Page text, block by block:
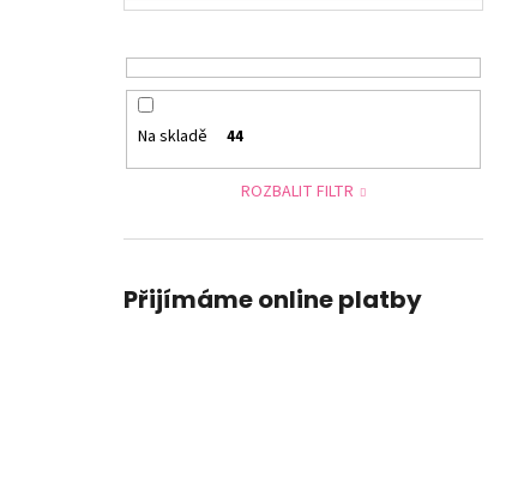
Na skladě 44
ROZBALIT FILTR
Přijímáme online platby